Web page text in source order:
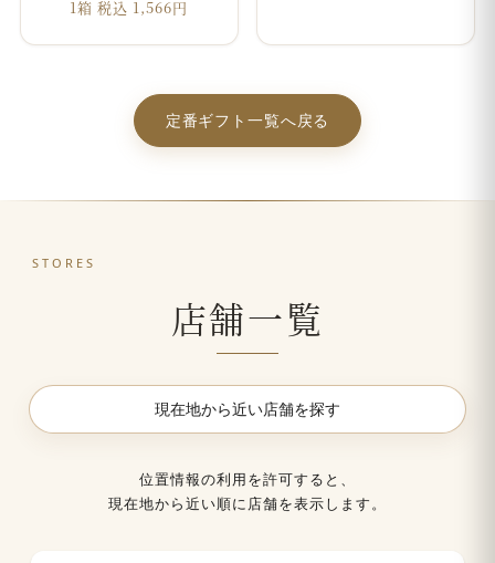
1箱 税込 1,566円
定番ギフト一覧へ戻る
STORES
店舗一覧
現在地から近い店舗を探す
位置情報の利用を許可すると、
現在地から近い順に店舗を表示します。